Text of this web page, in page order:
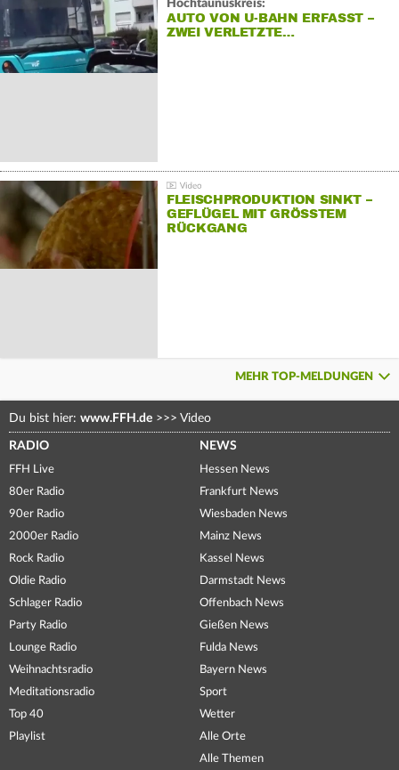
Hochtaunuskreis:
AUTO VON U-BAHN ERFASST –
ZWEI VERLETZTE…
FLEISCHPRODUKTION SINKT –
GEFLÜGEL MIT GRÖSSTEM R
ÜCKGANG
MEHR TOP-MELDUNGEN
Du bist hier: www.FFH.de >>> Video
RADIO
FFH Live
80er Radio
90er Radio
2000er Radio
Rock Radio
Oldie Radio
Schlager Radio
Party Radio
Lounge Radio
Weihnachtsradio
Meditationsradio
Top 40
Playlist
NEWS
Hessen News
Frankfurt News
Wiesbaden News
Mainz News
Kassel News
Darmstadt News
Offenbach News
Gießen News
Fulda News
Bayern News
Sport
Wetter
Alle Orte
Alle Themen